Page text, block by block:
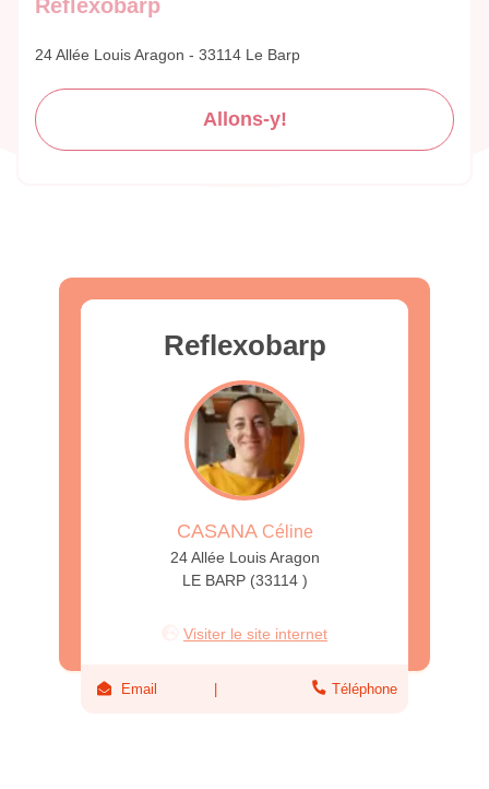
Reflexobarp
24 Allée Louis Aragon - 33114 Le Barp
Allons-y!
Reflexobarp
CASANACéline
24 Allée Louis Aragon
LE BARP (33114 )
Visiter le site internet
Email Téléphone